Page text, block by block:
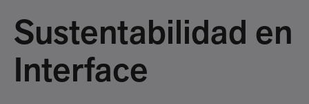
Sustentabilidad en
Interface